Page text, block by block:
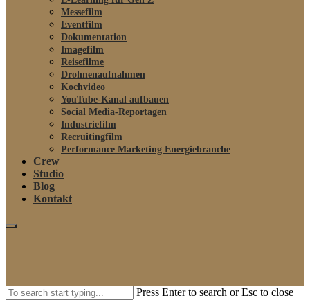
Messefilm
Eventfilm
Dokumentation
Imagefilm
Reisefilme
Drohnenaufnahmen
Kochvideo
YouTube-Kanal aufbauen
Social Media-Reportagen
Industriefilm
Recruitingfilm
Performance Marketing Energiebranche
Crew
Studio
Blog
Kontakt
Press Enter to search or Esc to close